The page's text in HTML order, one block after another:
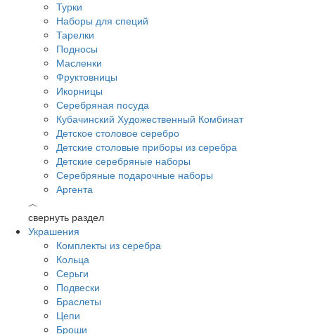
Турки
Наборы для специй
Тарелки
Подносы
Масленки
Фруктовницы
Икорницы
Серебряная посуда
Кубачинский Художественный Комбинат
Детское столовое серебро
Детские столовые приборы из серебра
Детские серебряные наборы
Серебряные подарочные наборы
Аргента
︿
свернуть раздел
Украшения
Комплекты из серебра
Кольца
Серьги
Подвески
Браслеты
Цепи
Броши